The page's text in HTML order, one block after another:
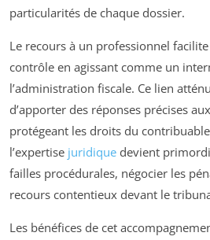
particularités de chaque dossier.
Le recours à un professionnel
contrôle en agissant comme un
l’administration fiscale. Ce lien
d’apporter des réponses précises
protégeant les droits du
l’expertise juridique devient
failles procédurales, négocier les
recours contentieux devant le
Les bénéfices de cet